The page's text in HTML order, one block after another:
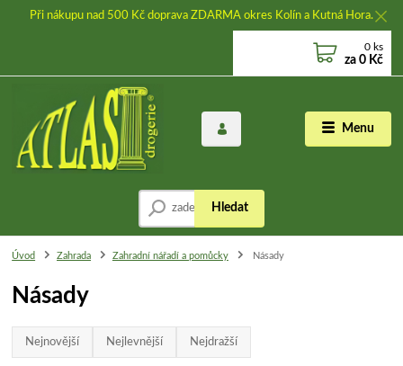
Při nákupu nad 500 Kč doprava ZDARMA okres Kolín a Kutná Hora.
Menu
Hledat
0 ks
za 0 Kč
Úvod Zahrada Zahradní nářadí a pomůcky Násady
Násady
Nejnovější Nejlevnější Nejdražší